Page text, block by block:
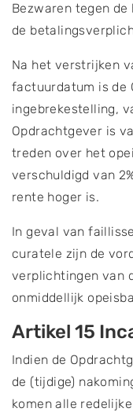
Bezwaren tegen
de
Na het verstrijken
factuurdatum is de
ingebrekestelling,
Opdrachtgever is
treden over het
verschuldigd van
rente hoger is.
In geval van
curatele zijn de
verplichtingen van
onmiddellijk
Artikel 15
Indien de
de (tijdige)
komen alle